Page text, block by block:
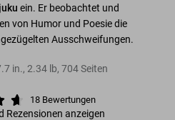
ein. Er beobachtet und
von Humor und Poesie die
Ausschweifungen.
in., 2.34 lb, 704Seiten
18 Bewertungen
Rezensionen anzeigen